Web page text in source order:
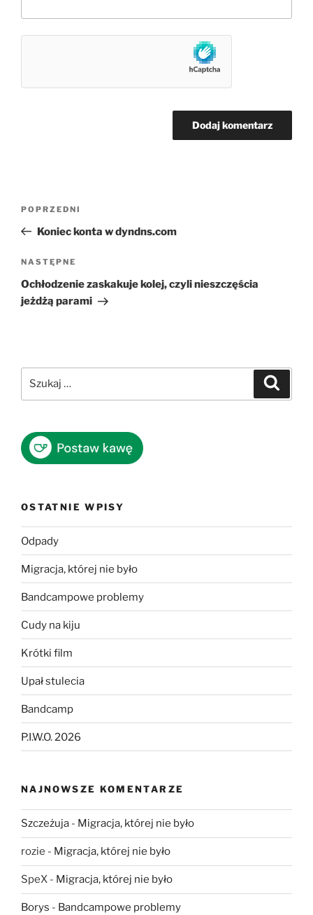
Nawigacja
Poprzedni
wpis
POPRZEDNI
Koniec konta w dyndns.com
Następny
wpis
NASTĘPNE
Ochłodzenie zaskakuje kolej, czyli nieszczęścia
jeżdżą parami
OSTATNIE WPISY
Odpady
Migracja, której nie było
Bandcampowe problemy
Cudy na kiju
Krótki film
Upał stulecia
Bandcamp
P.I.W.O. 2026
NAJNOWSZE KOMENTARZE
Szczeżuja - Migracja, której nie było
rozie - Migracja, której nie było
SpeX - Migracja, której nie było
Borys - Bandcampowe problemy